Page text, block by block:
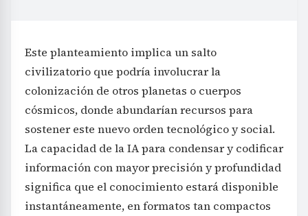
Este planteamiento implica un salto
civilizatorio que podría involucrar la
colonización de otros planetas o cuerpos
cósmicos, donde abundarían recursos para
sostener este nuevo orden tecnológico y social.
La capacidad de la IA para condensar y codificar
información con mayor precisión y profundidad
significa que el conocimiento estará disponible
instantáneamente, en formatos tan compactos